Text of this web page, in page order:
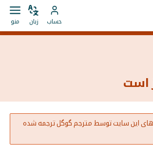
به
حساب
حساب
زبان
تغییر
زبان
باز
منو
منو
این سایت توسط مترجم گوگل ترجمه شده